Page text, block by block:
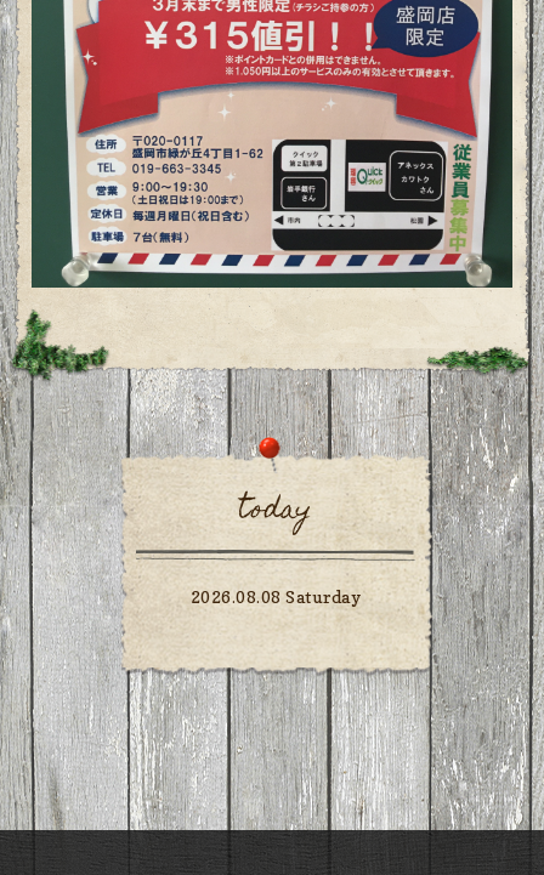
today
2026.08.08 Saturday